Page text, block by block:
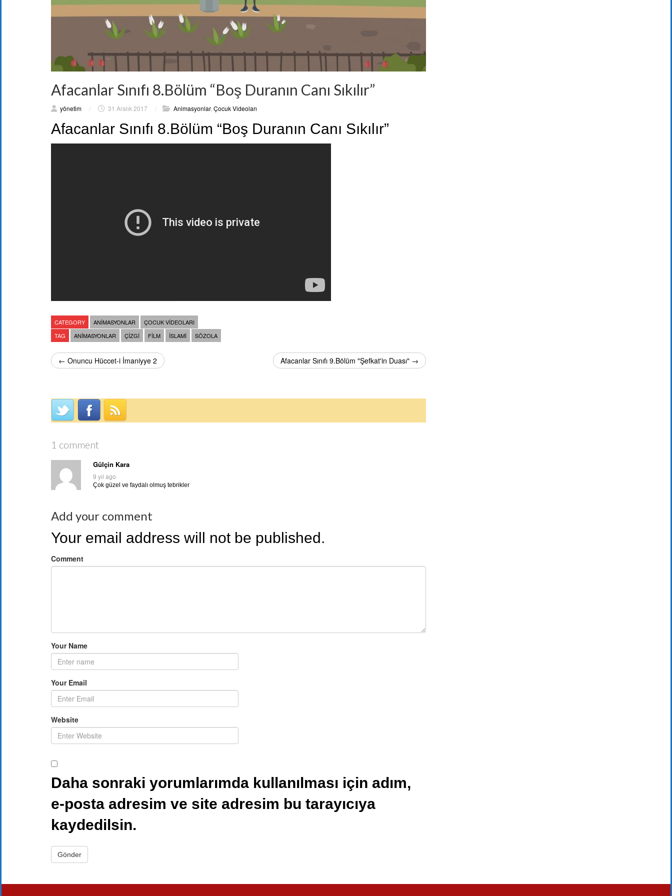
Afacanlar Sınıfı 8.Bölüm “Boş Duranın Canı Sıkılır”
yönetim / 31 Aralık 2017 / Animasyonlar, Çocuk Videoları
Afacanlar Sınıfı 8.Bölüm “Boş Duranın Canı Sıkılır”
CATEGORY ANIMASYONLAR
ÇOCUK VIDEOLARI
TAG
ANIMASYONLAR ÇIZGI FILM ISLAMI SÖZOLA
← Onuncu Hüccet-i İmaniyye 2 Afacanlar Sınıfı 9.Bölüm "Şefkat'in Duası" →
1 comment
Gülçin Kara
9 yıl ago
Çok güzel ve faydalı olmuş tebrikler
Add your comment
Your email address will not be published.
Comment
Your Name
Your Email
Website
Daha sonraki yorumlarımda kullanılması için adım,
e-posta adresim ve site adresim bu tarayıcıya
kaydedilsin.